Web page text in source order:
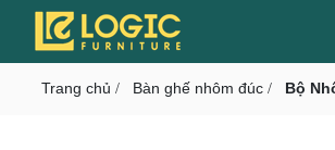
Toggle navigation
CMS v3.0
Trang chủ / Bàn ghế nhôm đúc / Bộ